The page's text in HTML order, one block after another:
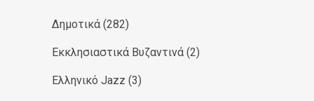
Δημοτικά (282)
Εκκλησιαστικά Βυζαντινά (2)
Ελληνικό Jazz (3)